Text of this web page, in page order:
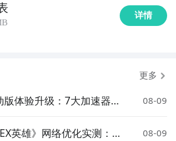
详情
更多
体验升级：7大加速器对
08-09
英雄》网络优化实测：7
08-09